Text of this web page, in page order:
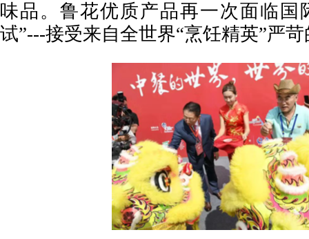
味品。鲁花优质产品再一次面临国
试”---接受来自全世界“烹饪精英”严